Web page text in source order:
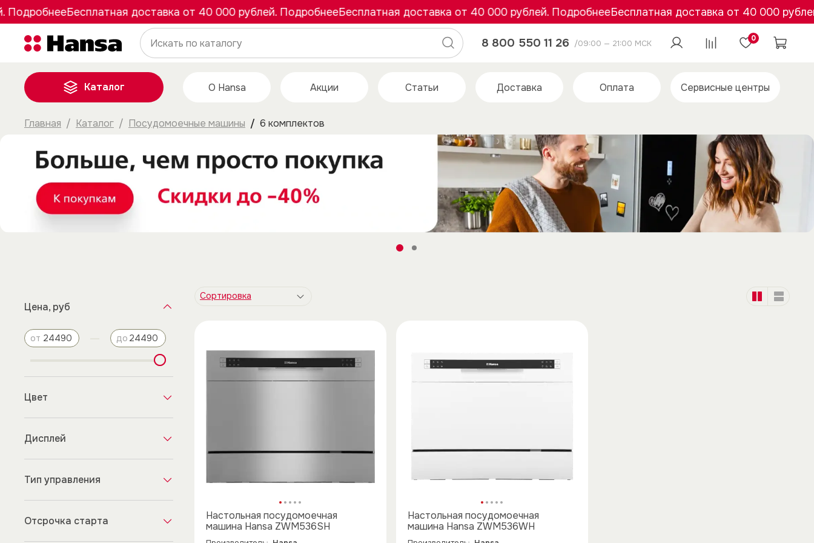
Бесплатная доставка от 40 000 рублей. ПодробнееБесплатная доставка от 40 000 рублей. ПодробнееБесплатная доставка от 40 000 рублей.
8 800 550 11 26 /09:00 — 21:00 МСК 0
Каталог О Hansa Акции Статьи Доставка Оплата Сервисные центры
Главная Каталог Посудомоечные машины 6 комплектов
·····
Настольная посудомоечная
машина Hansa ZWM536SH
·····
Настольная посудомоечная
машина Hansa ZWM536WH
Цена, руб
от до
Цвет
Дисплей
Тип управления
Отсрочка старта